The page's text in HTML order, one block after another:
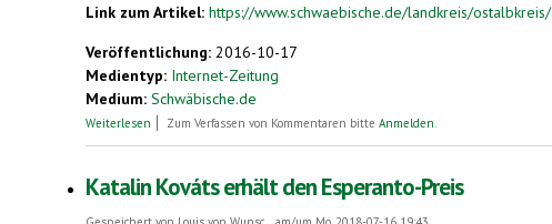
Link zum Artikel: https://www.schwaebische.de/landkreis/
Veröffentlichung: 2016-10-17
Medientyp: Internet-Zeitung
Medium: Schwäbische.de
Weiterlesen über Katalin Kováts erhält den Esperanto-Preis
Zum Verfassen von Kommentaren bitte Anmelden
Katalin Kováts erhält den Esperanto-Preis